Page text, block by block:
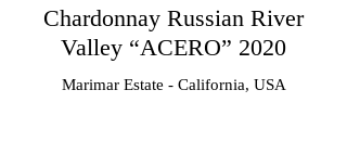
Chardonnay Russian River
Valley “ACERO” 2020
Marimar Estate - California, USA